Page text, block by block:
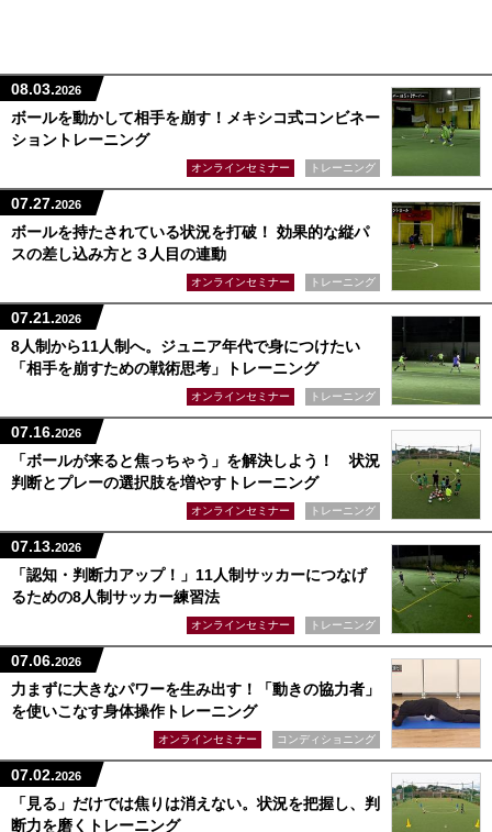
08.03.2026
ボールを動かして相手を崩す！メキシコ式コンビネー
ショントレーニング
オンラインセミナー トレーニング
07.27.2026
ボールを持たされている状況を打破！ 効果的な縦パ
スの差し込み方と３人目の連動
オンラインセミナー トレーニング
07.21.2026
8人制から11人制へ。ジュニア年代で身につけたい
「相手を崩すための戦術思考」トレーニング
オンラインセミナー トレーニング
07.16.2026
「ボールが来ると焦っちゃう」を解決しよう！ 状況
判断とプレーの選択肢を増やすトレーニング
オンラインセミナー トレーニング
07.13.2026
「認知・判断力アップ！」11人制サッカーにつなげ
るための8人制サッカー練習法
オンラインセミナー トレーニング
07.06.2026
力まずに大きなパワーを生み出す！「動きの協力者」
を使いこなす身体操作トレーニング
オンラインセミナー コンディショニング
07.02.2026
「見る」だけでは焦りは消えない。状況を把握し、判
断力を磨くトレーニング